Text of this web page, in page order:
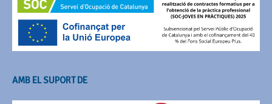
AMB EL SUPORT DE